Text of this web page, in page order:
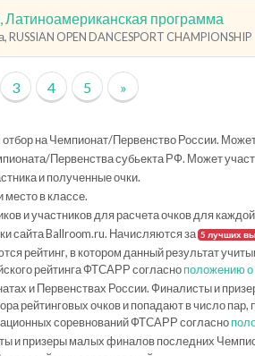
программа
RUSSIAN OPEN DANCESPORT CHAMPIONSHIP
3 4 5 »
на Чемпионат/Первенство России.
Первенства субьекта РФ. Может
и полученные очки.
в классе.
и участников для расчета очков для
сайта Ballroom.ru. Начисляются за 5 лучших
рейтинг, в котором данный результат
рейтинга ФТСАРР согласноположению
и Первенствах России. Финалисты и
рейтинговых очков и попадают в число
соревнований ФТСАРР согласно
и призеры малых финалов последних